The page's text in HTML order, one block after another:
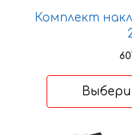
Комплект